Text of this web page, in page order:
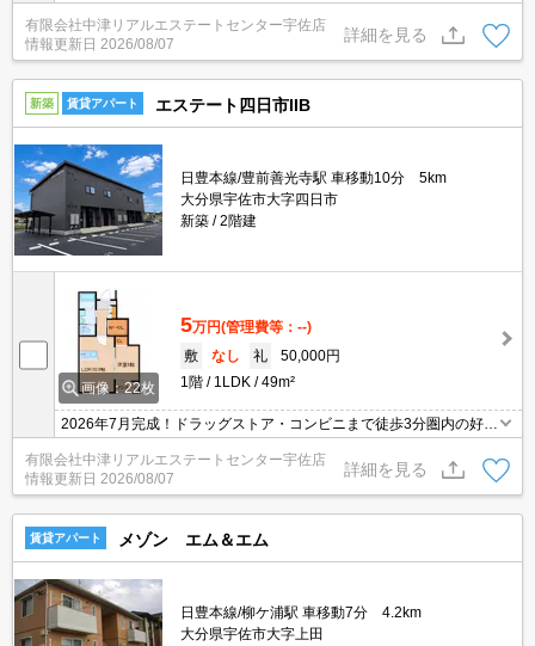
地！人気の対面キッチン♪インターネット無料（ルーターはご準備く
ださい）温水洗浄便座・TVモニターホン付き。サンルーム付きで雨
の日のお洗濯も安心です。
有限会社中津リアルエステートセンター宇佐店
情報更新日 2026/08/07
詳細を見る
新築 賃貸アパート エステート四日市IIB
日豊本線/豊前善光寺駅 車移動10分 5km
大分県宇佐市大字四日市
新築
2階建
画像：22枚
5万円(管理費等：--)
敷
なし 礼
50,000円
1階
1LDK 49m²
2026年7月完成！ドラッグストア・コンビニまで徒歩3分圏内の好立
地！人気の対面キッチン♪インターネット無料（ルーターはご準備く
ださい）温水洗浄便座・TVモニターホン付き。サンルーム付きで雨
の日のお洗濯も安心です。
有限会社中津リアルエステートセンター宇佐店
情報更新日 2026/08/07
詳細を見る
賃貸アパート メゾン エム＆エム
日豊本線/柳ケ浦駅 車移動7分 4.2km
大分県宇佐市大字上田